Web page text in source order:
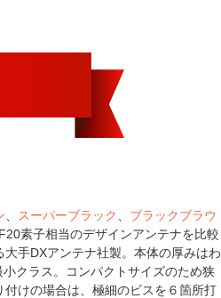
スーパーブラック
ブラックブラウ
素子相当のデザインアンテナを比較
手DXアンテナ社製。本体の厚みはわ
クラス。コンパクトサイズのため狭
けの場合は、極細のビスを６箇所打